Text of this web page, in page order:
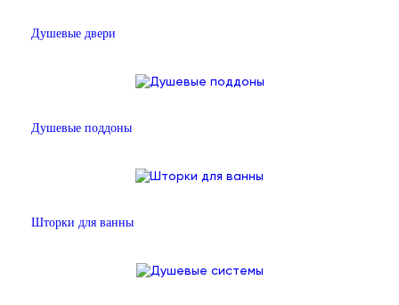
Душевые двери
Душевые поддоны
Шторки для ванны